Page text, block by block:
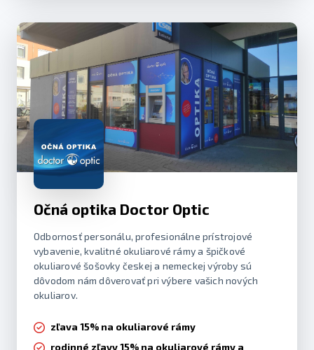
Očná optika Doctor Optic
Odbornosť personálu, profesionálne prístrojové
vybavenie, kvalitné okuliarové rámy a špičkové
okuliarové šošovky českej a nemeckej výroby sú
dôvodom nám dôverovať pri výbere vašich nových
okuliarov.
zľava 15% na okuliarové rámy
rodinné zľavy 15% na okuliarové rámy a